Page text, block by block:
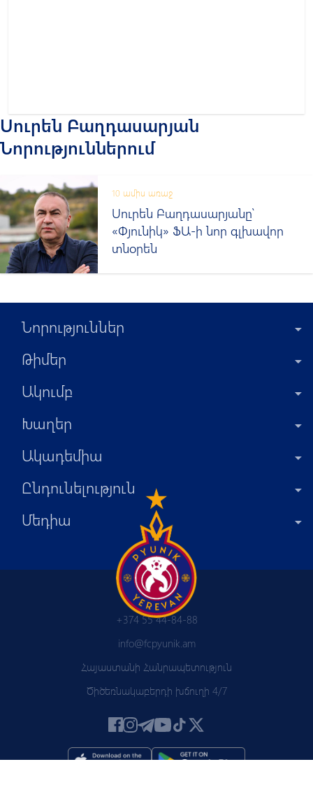
Սուրեն Բաղդասարյան
Նորություններում
10 ամիս առաջ
Սուրեն Բաղդասարյանը՝
«Փյունիկ» ՖԱ-ի նոր գլխավոր
տնօրեն
Նորություններ
Թիմեր
Ակումբ
Խաղեր
Ակադեմիա
Ընդունելություն
Մեդիա
+374 55 44-84-88
info@fcpyunik.am
Հայաստանի Հանրապետություն
Ծիծեռնակաբերդի խճուղի 4/7